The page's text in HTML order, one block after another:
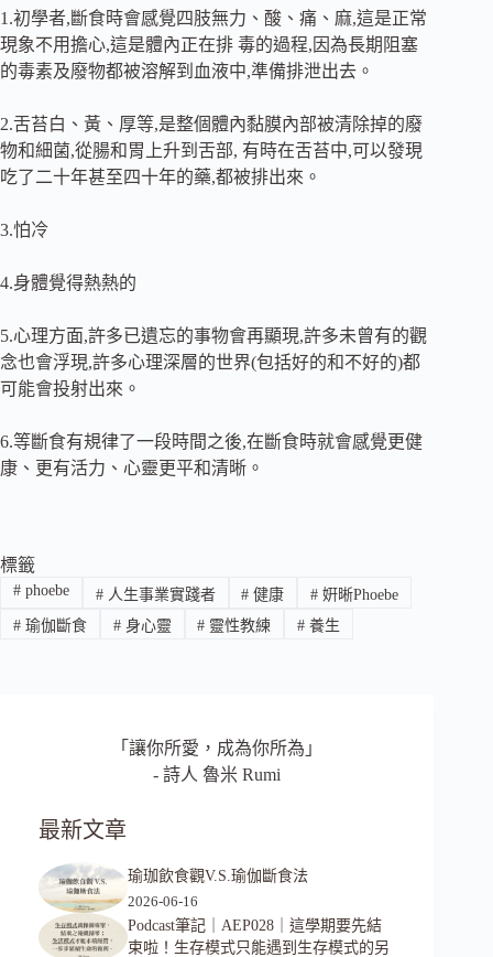
1.初學者,斷食時會感覺四肢無力、酸、痛、麻,這是正常
現象不用擔心,這是體內正在排 毒的過程,因為長期阻塞
的毒素及廢物都被溶解到血液中,準備排泄出去。
2.舌苔白、黃、厚等,是整個體內黏膜內部被清除掉的廢
物和細菌,從腸和胃上升到舌部, 有時在舌苔中,可以發現
吃了二十年甚至四十年的藥,都被排出來。
3.怕冷
4.身體覺得熱熱的
5.心理方面,許多已遺忘的事物會再顯現,許多未曾有的觀
念也會浮現,許多心理深層的世界(包括好的和不好的)都
可能會投射出來。
6.等斷食有規律了一段時間之後,在斷食時就會感覺更健
康、更有活力、心靈更平和清晰。
標籤
#phoebe #人生事業實踐者 # 健康 # 姸晰Phoebe
#瑜伽斷食 #身心靈 # 靈性教練 # 養生
「讓你所愛，成為你所為」
- 詩人 魯米 Rumi
最新文章
瑜珈飲食觀V.S.瑜伽斷食法
2026-06-16
Podcast筆記｜AEP028｜這學期要先結
束啦！生存模式只能遇到生存模式的另